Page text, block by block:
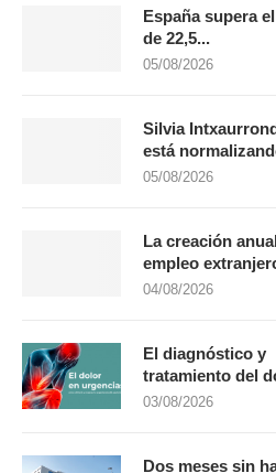
LICENCIA CREATIVE COMMONS
España supera
de 22,5...
05/08/2026
Silvia
está
05/08/2026
La creación
empleo
04/08/2026
El diagnóstico y
tratamiento del
03/08/2026
Dos meses sin